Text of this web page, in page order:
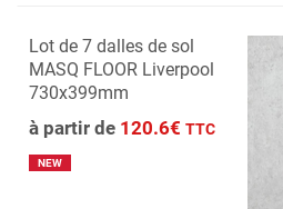
Lot de 7 dalles de sol
MASQ FLOOR Liverpool
730x399mm
à partir de 120.6€ TTC
NEW